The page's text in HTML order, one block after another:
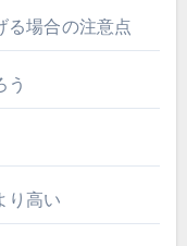
る場合の注意点
う
り高い